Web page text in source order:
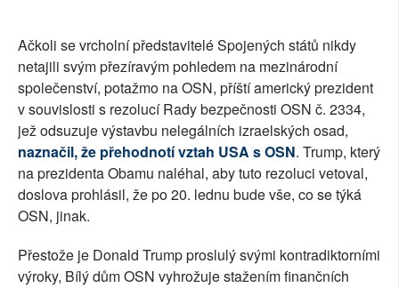
Ačkoli se vrcholní představitelé Spojených států nikdy
netajili svým přezíravým pohledem na mezinárodní
společenství, potažmo na OSN, příští americký prezident
v souvislosti s rezolucí Rady bezpečnosti OSN č. 2334,
jež odsuzuje výstavbu nelegálních izraelských osad,
naznačil, že přehodnotí vztah USA s OSN. Trump, který
na prezidenta Obamu naléhal, aby tuto rezoluci vetoval,
doslova prohlásil, že po 20. lednu bude vše, co se týká
OSN, jinak.
Přestože je Donald Trump proslulý svými kontradiktorními
výroky, Bílý dům OSN vyhrožuje stažením finančních